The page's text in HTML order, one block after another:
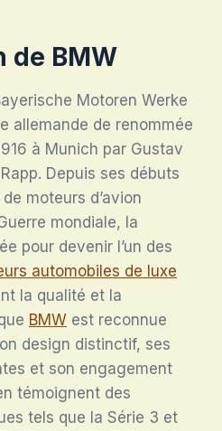
de BMW
Motoren Werke
allemande de renommée
à Munich par Gustav
Depuis ses débuts
moteurs d’avion
mondiale, la
pour devenir l’un des
automobiles de luxe
la qualité et la
BMW est reconnue
design distinctif, ses
et son engagement
témoignent des
tels que la Série 3 et